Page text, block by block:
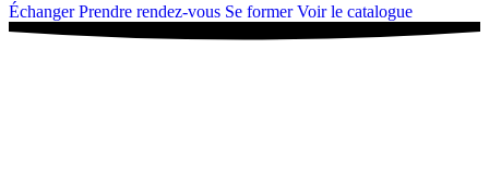
Échanger Prendre rendez-vous Se former Voir le catalogue